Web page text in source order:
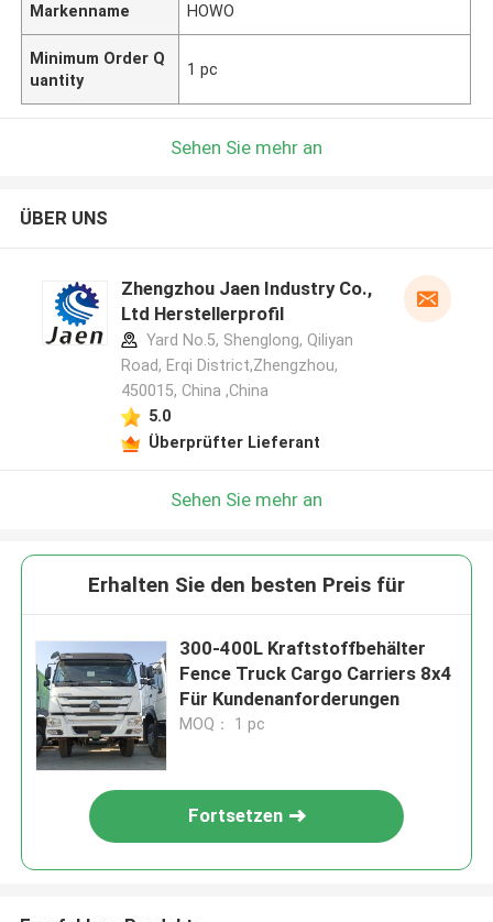
Markenname HOWO
Minimum Order Q
uantity
1 pc
Sehen Sie mehr an
ÜBER UNS
Zhengzhou Jaen Industry Co.,
Ltd Herstellerprofil
Yard No.5, Shenglong, Qiliyan
Road, Erqi District,Zhengzhou,
450015, China ,China
5.0
Überprüfter Lieferant
Sehen Sie mehr an
Erhalten Sie den besten Preis für
300-400L Kraftstoffbehälter
Fence Truck Cargo Carriers 8x4
Für Kundenanforderungen
MOQ： 1 pc
Fortsetzen